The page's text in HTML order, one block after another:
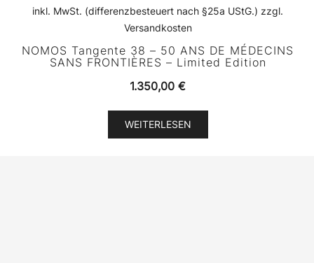
inkl. MwSt. (differenzbesteuert nach §25a UStG.) zzgl.
Versandkosten
NOMOS Tangente 38 – 50 ANS DE MÉDECINS
SANS FRONTIÈRES – Limited Edition
1.350,00 €
WEITERLESEN